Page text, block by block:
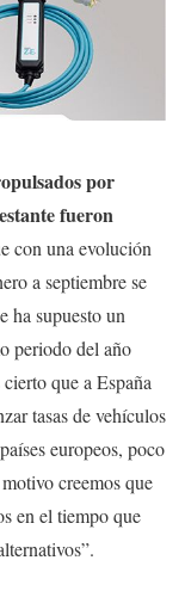
por
fueron
con una evolución
a septiembre se
ha supuesto un
periodo del año
que a España
tasas de vehículos
europeos, poco
creemos que
en el tiempo que